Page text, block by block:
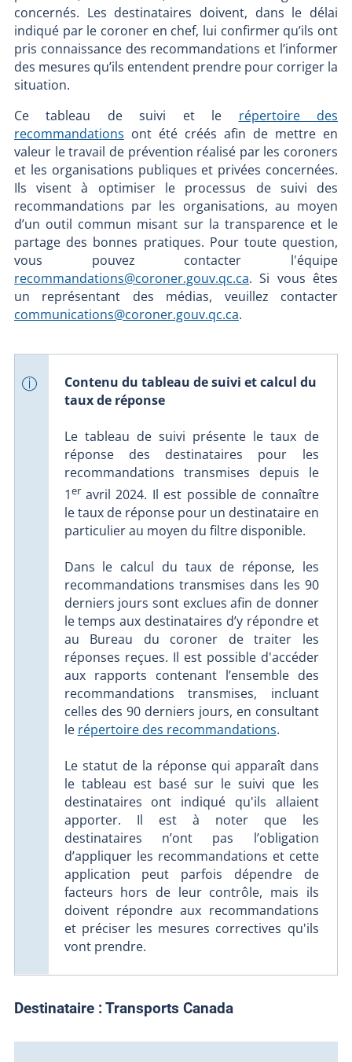
concernés. Les destinataires doivent, dans le délai
indiqué par le coroner en chef, lui confirmer qu’ils ont
pris connaissance des recommandations et l’informer
des mesures qu’ils entendent prendre pour corriger la
situation.
Ce tableau de suivi et le répertoire des
recommandations ont été créés afin de mettre en
valeur le travail de prévention réalisé par les coroners
et les organisations publiques et privées concernées.
Ils visent à optimiser le processus de suivi des
recommandations par les organisations, au moyen
d’un outil commun misant sur la transparence et le
partage des bonnes pratiques. Pour toute question,
vous pouvez contacter l'équipe
recommandations@coroner.gouv.qc.ca. Si vous êtes
un représentant des médias, veuillez contacter
communications@coroner.gouv.qc.ca.
Contenu du tableau de suivi et calcul du
taux de réponse
Le tableau de suivi présente le taux de
réponse des destinataires pour les
recommandations transmises depuis le
1eravril 2024. Il est possible de connaître
le taux de réponse pour un destinataire en
particulier au moyen du filtre disponible.
Dans le calcul du taux de réponse, les
recommandations transmises dans les 90
derniers jours sont exclues afin de donner
le temps aux destinataires d’y répondre et
au Bureau du coroner de traiter les
réponses reçues. Il est possible d'accéder
aux rapports contenant l’ensemble des
recommandations transmises, incluant
celles des 90 derniers jours, en consultant
le répertoire des recommandations.
Le statut de la réponse qui apparaît dans
le tableau est basé sur le suivi que les
destinataires ont indiqué qu'ils allaient
apporter. Il est à noter que les
destinataires n’ont pas l’obligation
d’appliquer les recommandations et cette
application peut parfois dépendre de
facteurs hors de leur contrôle, mais ils
doivent répondre aux recommandations
et préciser les mesures correctives qu'ils
vont prendre.
Destinataire :Transports Canada